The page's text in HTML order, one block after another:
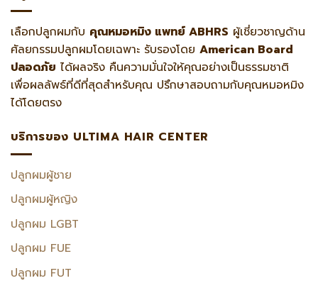
เลือกปลูกผมกับ คุณหมอหมิง แพทย์ ABHRS ผู้เชี่ยวชาญด้าน
ศัลยกรรมปลูกผมโดยเฉพาะ รับรองโดย American Board
ปลอดภัย ได้ผลจริง คืนความมั่นใจให้คุณอย่างเป็นธรรมชาติ
เพื่อผลลัพธ์ที่ดีที่สุดสำหรับคุณ ปรึกษาสอบถามกับคุณหมอหมิง
ได้โดยตรง
บริการของ ULTIMA HAIR CENTER
ปลูกผมผู้ชาย
ปลูกผมผู้หญิง
ปลูกผม LGBT
ปลูกผม FUE
ปลูกผม FUT